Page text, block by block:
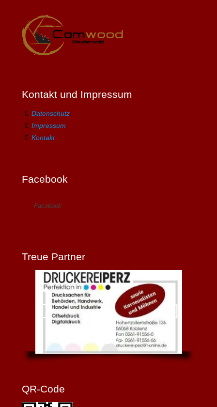
Kontakt und Impressum
Datenschutz
Impressum
Kontakt
Facebook
Facebook
Treue Partner
QR-Code